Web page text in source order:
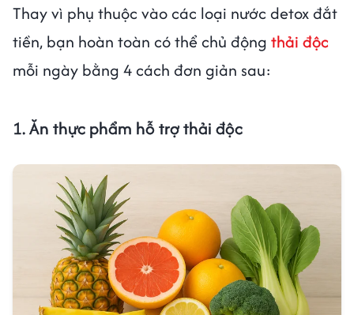
Thay vì phụ thuộc vào các loại nước detox đắt
tiền, bạn hoàn toàn có thể chủ động thải độc
mỗi ngày bằng 4 cách đơn giản sau:
1. Ăn thực phẩm hỗ trợ thải độc